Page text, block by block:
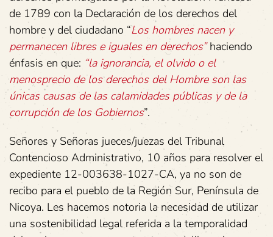
de 1789 con la Declaración de los derechos del
hombre y del ciudadano “Los hombres nacen y
permanecen libres e iguales en derechos”haciendo
énfasis en que: “la ignorancia, el olvido o el
menosprecio de los derechos del Hombre son las
únicas causas de las calamidades públicas y de la
corrupción de los Gobiernos”.
Señores y Señoras jueces/juezas del Tribunal
Contencioso Administrativo, 10 años para resolver el
expediente 12-003638-1027-CA, ya no son de
recibo para el pueblo de la Región Sur, Península de
Nicoya. Les hacemos notoria la necesidad de utilizar
una sostenibilidad legal referida a la temporalidad